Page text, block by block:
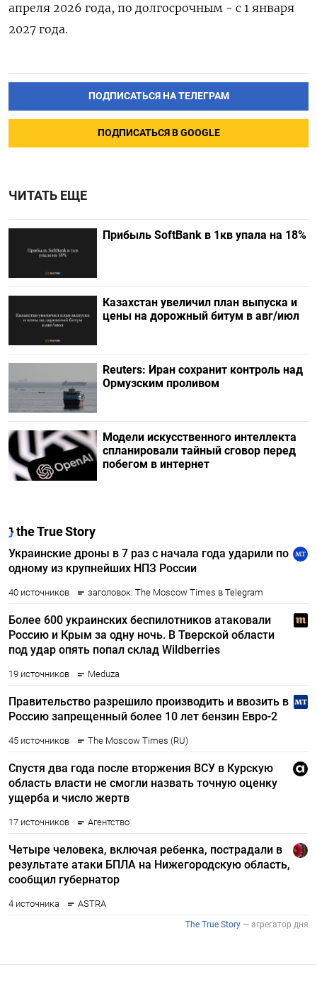
апреля 2026 года, по долгосрочным - с ‌1 января
2027 года.
ПОДПИСАТЬСЯ НА ТЕЛЕГРАМ
ПОДПИСАТЬСЯ В GOOGLE
ЧИТАТЬ ЕЩЕ
Прибыль SoftBank в 1кв упала на 18%
Казахстан увеличил план выпуска и
цены на дорожный битум в авг/июл
Reuters: Иран сохранит контроль над
Ормузским проливом
Модели искусственного интеллекта
спланировали тайный сговор перед
побегом в интернет